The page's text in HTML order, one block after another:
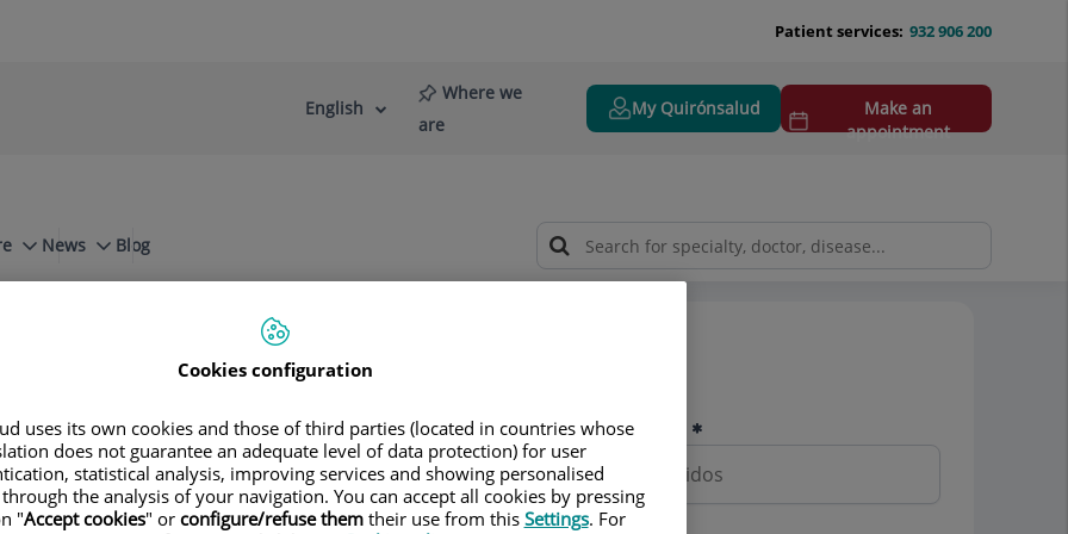
932 906 200
Patient services:
Language
Active
English
Where we
are
My Quirónsalud
Make an
appointment
News
Blog
Barcelona Nombre y apellidos
Cookies configuration
uses its own cookies and those of third parties (located in countries whose
does not guarantee an adequate level of data protection) for user
statistical analysis, improving services and showing personalised
the analysis of your navigation. You can accept all cookies by pressing
"Accept cookies" or configure/refuse themtheir use from this Settings. For